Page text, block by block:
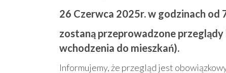
26 Czerwca 2025r. w godzinach od
zostaną przeprowadzone
wchodzenia do mieszkań).
Informujemy, że przegląd jest